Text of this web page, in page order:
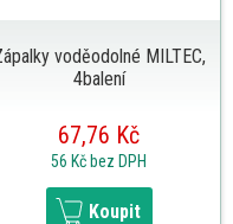
voděodolné MILTEC,
4balení
67,76 Kč
56 Kč bez DPH
Koupit